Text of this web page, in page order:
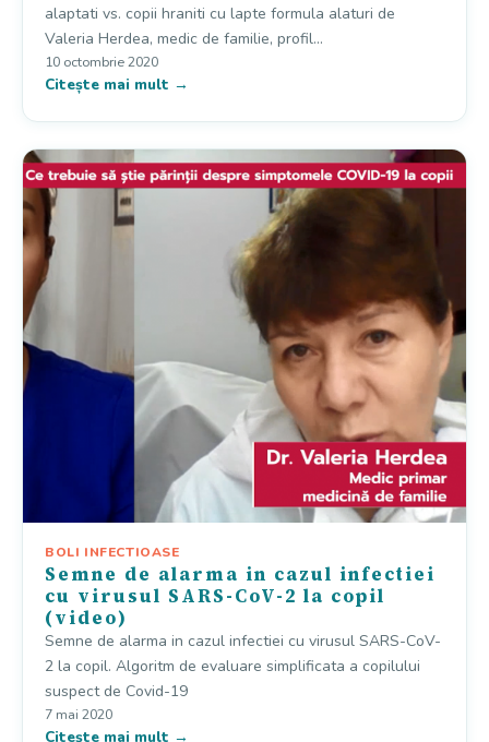
alaptati vs. copii hraniti cu lapte formula alaturi de
Valeria Herdea, medic de familie, profil…
10 octombrie 2020
Citește mai mult →
BOLI INFECTIOASE
Semne de alarma in cazul infectiei
cu virusul SARS-CoV-2 la copil
(video)
Semne de alarma in cazul infectiei cu virusul SARS-CoV-
2 la copil. Algoritm de evaluare simplificata a copilului
suspect de Covid-19
7 mai 2020
Citește mai mult →